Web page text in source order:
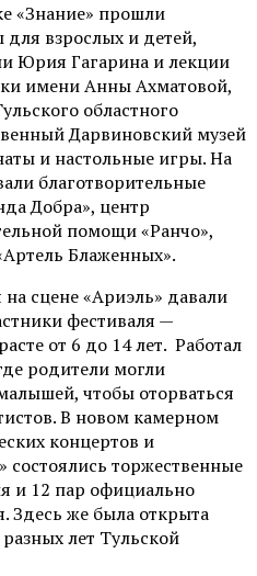
«Знание» прошли
для взрослых и детей,
Юрия Гагарина и лекции
имени Анны Ахматовой,
областного
Дарвиновский музей
и настольные игры. На
благотворительные
Добра», центр
помощи «Ранчо»,
Блаженных».
сцене«Ариэль» давали
фестиваля —
от 6 до 14 лет. Работал
родители могли
чтобы оторваться
В новом камерном
концертов и
состоялись торжественные
и 12 пар официально
Здесь же была открыта
лет Тульской